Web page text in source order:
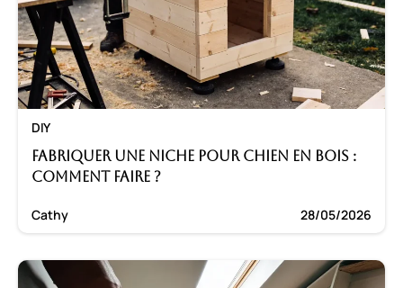
DIY
Fabriquer une niche pour chien en bois :
Comment faire ?
Cathy 28/05/2026